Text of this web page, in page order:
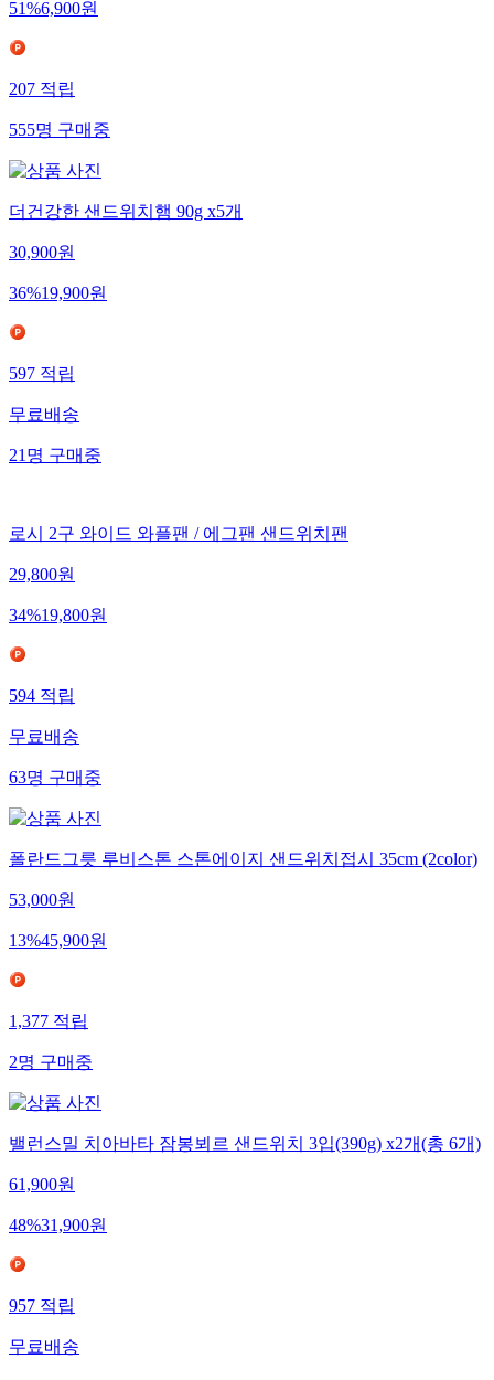
51%6,900원
207적립
555명구매중
더건강한 샌드위치햄 90g x5개
30,900원
36%19,900원
597적립
무료배송
21명구매중